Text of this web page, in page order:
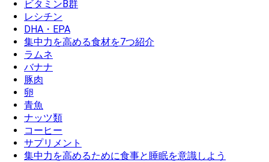
ビタミンB群
レシチン
DHA・EPA
集中力を高める食材を7つ紹介
ラムネ
バナナ
豚肉
卵
青魚
ナッツ類
コーヒー
サプリメント
集中力を高めるために食事と睡眠を意識しよう